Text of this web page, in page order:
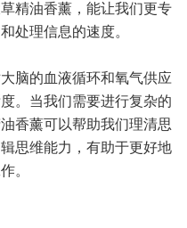
精油香薰，能让我们更专
处理信息的速度。
脑的血液循环和氧气供应
。当我们需要进行复杂的
香薰可以帮助我们理清思
思维能力，有助于更好地
。